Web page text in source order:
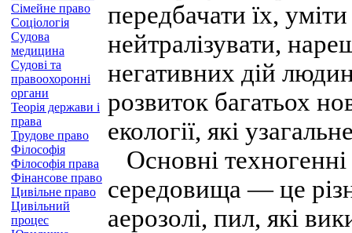
Сімейне право
Соціологія
Судова
медицина
Судові та
правоохоронні
органи
Теорія держави і
права
Трудове право
Філософія
Філософія права
Фінансове право
Цивільне право
Цивільний
процес
передбачати їх,
нейтралізувати,
негативних дій
розвиток багатьох
екології, які
Основні
середовища — це
аерозолі, пил, які